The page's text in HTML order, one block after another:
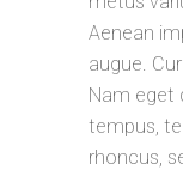
Aenean
augue.
Nam eget
tempus,
rhoncus,